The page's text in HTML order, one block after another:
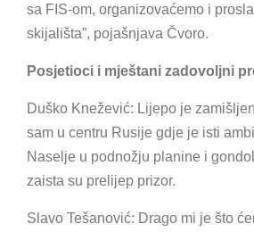
sa FIS-om, organizovaćemo i
skijališta”, pojašnjava Čvoro.
Posjetioci i mještani zadovoljni
Duško Knežević: Lijepo je
sam u centru Rusije gdje je isti
Naselje u podnožju planine i
zaista su prelijep prizor.
Slavo Tešanović: Drago mi je što